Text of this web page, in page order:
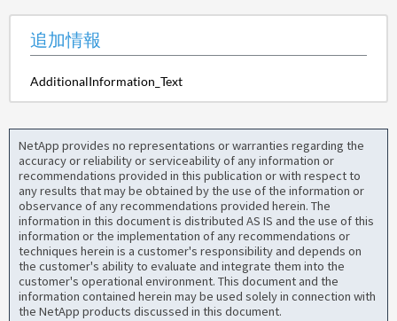
追加情報
AdditionalInformation_Text
NetApp provides no representations or warranties regarding the
accuracy or reliability or serviceability of any information or
recommendations provided in this publication or with respect to
any results that may be obtained by the use of the information or
observance of any recommendations provided herein. The
information in this document is distributed AS IS and the use of this
information or the implementation of any recommendations or
techniques herein is a customer's responsibility and depends on
the customer's ability to evaluate and integrate them into the
customer's operational environment. This document and the
information contained herein may be used solely in connection with
the NetApp products discussed in this document.